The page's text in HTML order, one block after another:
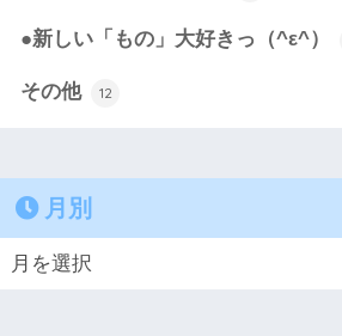
●新しい「もの」大好きっ（^ε^）
その他 12
月別